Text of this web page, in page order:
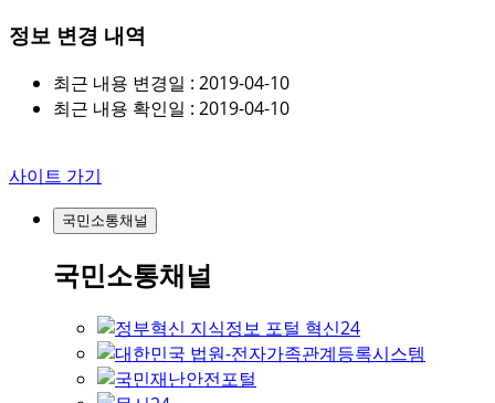
정보 변경 내역
최근 내용 변경일 : 2019-04-10
최근 내용 확인일 : 2019-04-10
사이트 가기
국민소통채널
국민소통채널